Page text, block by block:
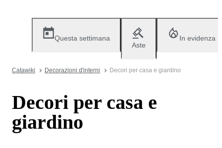
Questa settimana
Aste
In evidenza
Catawiki Decorazioni d'interni Decori per casa e giardino
Decori per casa e
giardino